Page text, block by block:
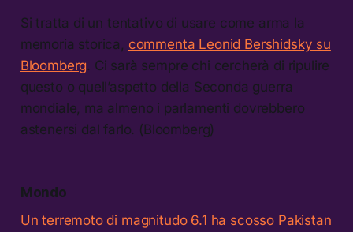
Si tratta di un tentativo di usare come arma la
memoria storica, commenta Leonid Bershidsky su
Bloomberg. Ci sarà sempre chi cercherà di ripulire
questo o quell’aspetto della Seconda guerra
mondiale, ma almeno i parlamenti dovrebbero
astenersi dal farlo. (Bloomberg)
Mondo
Un terremoto di magnitudo 6.1 ha scosso Pakistan